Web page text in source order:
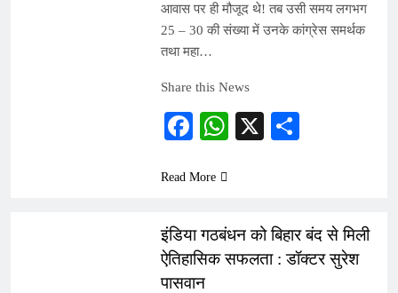
आवास पर ही मौजूद थे! तब उसी समय लगभग
25 – 30 की संख्या में उनके कांग्रेस समर्थक
तथा महा…
Share this News
Facebook
WhatsApp
X
Read More
इंडिया गठबंधन को बिहार बंद से मिली
ऐतिहासिक सफलता : डॉक्टर सुरेश
पासवान